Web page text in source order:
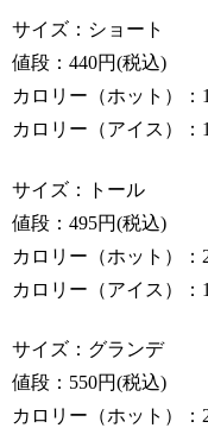
サイズ：ショート
値段：440円(税込)
カロリー（ホット）：
カロリー（アイス）：
サイズ：トール
値段：495円(税込)
カロリー（ホット）：
カロリー（アイス）：
サイズ：グランデ
値段：550円(税込)
カロリー（ホット）：